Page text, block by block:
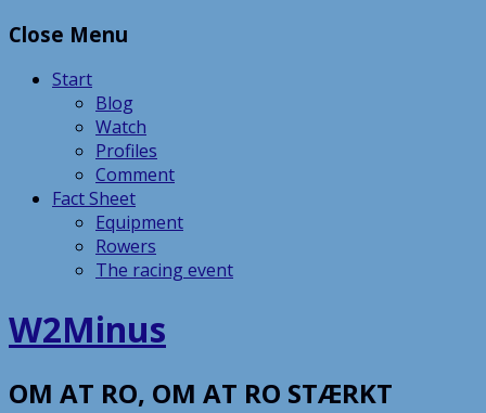
Skip
content
Close Menu
Start
Blog
Watch
Profiles
Comment
Fact Sheet
Equipment
Rowers
The racing event
W2Minus
OM AT RO, OM AT RO STÆRKT